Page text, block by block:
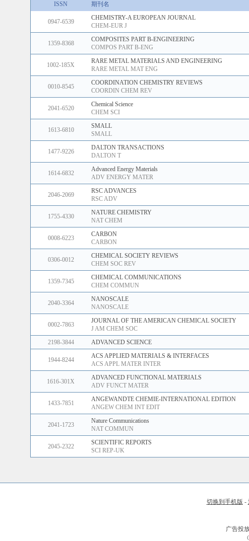
ISSN 期刊名
0947-6539
CHEMISTRY-A EUROPEAN JOURNAL
CHEM-EUR J
1359-8368
COMPOSITES PART B-ENGINEERING
COMPOS PART B-ENG
1002-185X
RARE METAL MATERIALS AND ENGINEERING
RARE METAL MAT ENG
0010-8545
COORDINATION CHEMISTRY REVIEWS
COORDIN CHEM REV
2041-6520
Chemical Science
CHEM SCI
1613-6810
SMALL
SMALL
1477-9226
DALTON TRANSACTIONS
DALTON T
1614-6832
Advanced Energy Materials
ADV ENERGY MATER
2046-2069
RSC ADVANCES
RSC ADV
1755-4330
NATURE CHEMISTRY
NAT CHEM
0008-6223
CARBON
CARBON
0306-0012
CHEMICAL SOCIETY REVIEWS
CHEM SOC REV
1359-7345
CHEMICAL COMMUNICATIONS
CHEM COMMUN
2040-3364
NANOSCALE
NANOSCALE
0002-7863
JOURNAL OF THE AMERICAN CHEMICAL SOCIETY
J AM CHEM SOC
2198-3844 ADVANCED SCIENCE
1944-8244
ACS APPLIED MATERIALS & INTERFACES
ACS APPL MATER INTER
1616-301X
ADVANCED FUNCTIONAL MATERIALS
ADV FUNCT MATER
1433-7851
ANGEWANDTE CHEMIE-INTERNATIONAL EDITION
ANGEW CHEM INT EDIT
2041-1723
Nature Communications
NAT COMMUN
2045-2322
SCIENTIFIC REPORTS
SCI REP-UK
切换到手机版 -
广告投